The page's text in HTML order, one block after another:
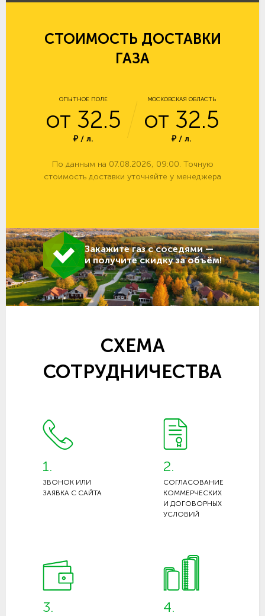
СТОИМОСТЬ ДОСТАВКИ
ГАЗА
ОПЫТНОЕ ПОЛЕ
от 32.5
₽ / л.
МОСКОВСКАЯ ОБЛАСТЬ
от 32.5
₽ / л.
По данным на 07.08.2026, 09:00. Точную
стоимость доставки уточняйте у менеджера
Закажите газ с соседями —
и получите скидку за объём!
СХЕМА
СОТРУДНИЧЕСТВА
1.
ЗВОНОК ИЛИ
ЗАЯВКА С САЙТА
2.
СОГЛАСОВАНИЕ
КОММЕРЧЕСКИХ
И ДОГОВОРНЫХ
УСЛОВИЙ
3. 4.